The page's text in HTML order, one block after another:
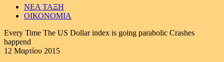
ΝΕΑ ΤΑΞΗ
ΟΙΚΟΝΟΜΙΑ
Every Time The US Dollar index is going parabolic Crashes
happend
12 Μαρτίου 2015